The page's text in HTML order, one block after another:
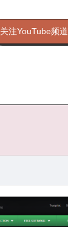
关注YouTube频道